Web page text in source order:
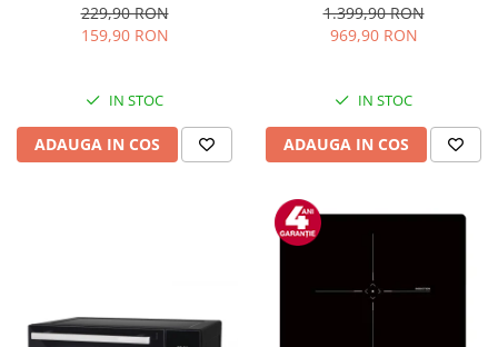
invelis ceramic pentru vafe,
nuci, gogosi si smile
229,90 RON
159,90 RON
IN STOC
ADAUGA IN COS
Termostat Ajustabil, Usi
reversibile, H 145 cm, Alb
1.399,90 RON
969,90 RON
IN STOC
ADAUGA IN COS